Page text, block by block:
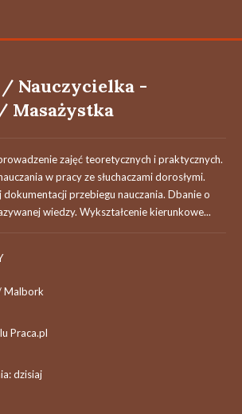
Nauczycielka -
Masażystka
zajęć teoretycznych i praktycznych.
w pracy ze słuchaczami dorosłymi.
przebiegu nauczania. Dbanie o
wiedzy. Wykształcenie kierunkowe...
Malbork
Praca.pl
dzisiaj